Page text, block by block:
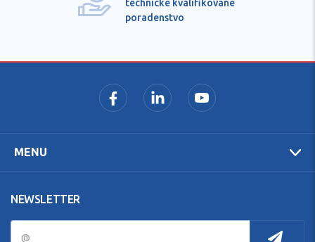
technické kvalifikované
poradenstvo
MENU
NEWSLETTER